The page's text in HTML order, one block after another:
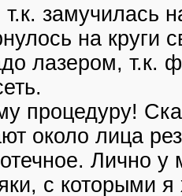
замучилась
на круги
лазером, т.к.
процедуру!
около лица
Лично у
с которыми